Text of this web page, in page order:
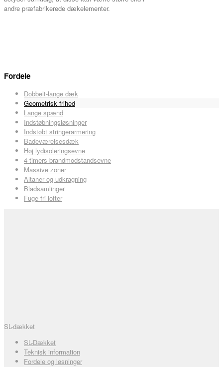
andre præfabrikerede dækelementer.
Fordele
Dobbelt-lange dæk
Geometrisk frihed
Lange spænd
Indstøbningsløsninger
Indstøbt stringerarmering
Badeværelsesdæk
Høj lydisoleringsevne
4 timers brandmodstandsevne
Massive zoner
Altaner og udkragning
Bladsamlinger
Fuge-fri lofter
SL-dækket
SL-Dækket
Teknisk information
Fordele og løsninger